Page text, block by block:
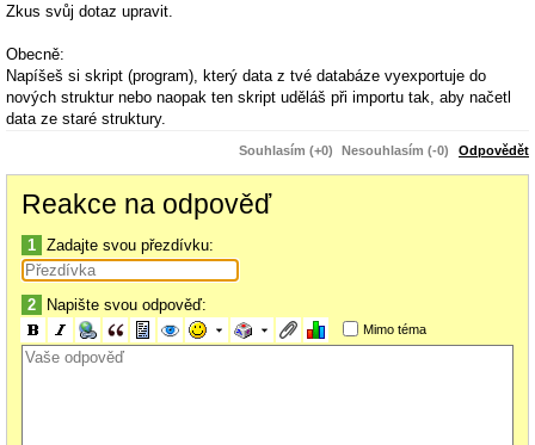
Zkus svůj dotaz upravit.
Obecně:
Napíšeš si skript (program), který data z tvé databáze vyexportuje do
nových struktur nebo naopak ten skript uděláš při importu tak, aby načetl
data ze staré struktury.
Souhlasím (+0) Nesouhlasím (-0) Odpovědět
Reakce na odpověď
1 Zadajte svou přezdívku:
2 Napište svou odpověď:
Mimo téma